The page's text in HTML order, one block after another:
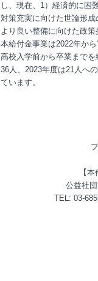
し、現在、1）経済的に困
対策充実に向けた世論形
より良い整備に向けた政策
本給付金事業は2022年か
高校入学前から卒業まで
36人、2023年度は21人へ
ています。
【
公益社
TEL: 03-